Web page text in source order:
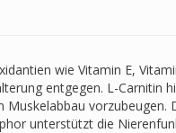
wie Vitamin E,
entgegen. L-Carnitin
Muskelabbau vorzubeugen.
unterstützt die